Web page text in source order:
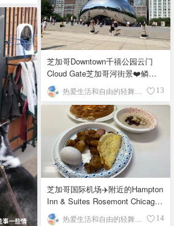
芝加哥Downtown千禧公园云门
Cloud Gate芝加哥河街景❤️鳞次
栉比的高楼
13
芝加哥国际机场✈️附近的Hampton
Inn & Suites Rosemont Chicago
O'Hare自助早餐
14